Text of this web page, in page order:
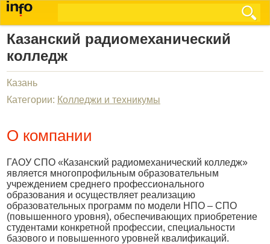
Казанский радиомеханический
колледж
Казань
Категории: Колледжи и техникумы
О компании
ГАОУ СПО «Казанский радиомеханический колледж»
является многопрофильным образовательным
учреждением среднего профессионального
образования и осуществляет реализацию
образовательных программ по модели НПО – СПО
(повышенного уровня), обеспечивающих приобретение
студентами конкретной профессии, специальности
базового и повышенного уровней квалификаций.